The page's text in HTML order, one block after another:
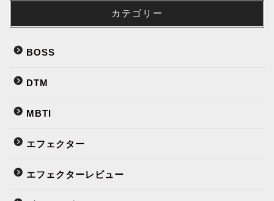
カテゴリー
BOSS
DTM
MBTI
エフェクター
エフェクターレビュー